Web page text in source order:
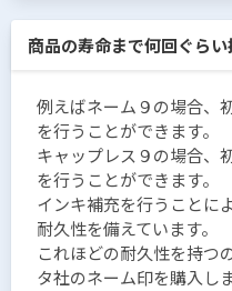
商品の寿命まで何回ぐらい
例えばネーム９の場合、
を行うことができます。
キャップレス９の場合、
を行うことができます。
インキ補充を行うことに
耐久性を備えています。
これほどの耐久性を持つ
タ社のネーム印を購入し